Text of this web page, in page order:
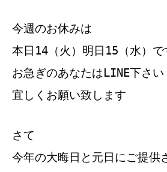
今週のお休みは
本日14（火）明日15（水）で
お急ぎのあなたはLINE下さい
宜しくお願い致します
さて
今年の大晦日と元日にご提供